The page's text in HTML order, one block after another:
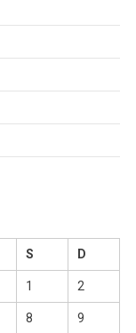
S D
1 2
8 9